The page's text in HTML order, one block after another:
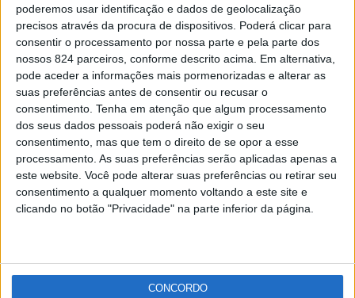
poderemos usar identificação e dados de geolocalização
precisos através da procura de dispositivos. Poderá clicar para
consentir o processamento por nossa parte e pela parte dos
nossos 824 parceiros, conforme descrito acima. Em alternativa,
pode aceder a informações mais pormenorizadas e alterar as
suas preferências antes de consentir ou recusar o
consentimento. Tenha em atenção que algum processamento
dos seus dados pessoais poderá não exigir o seu
consentimento, mas que tem o direito de se opor a esse
processamento. As suas preferências serão aplicadas apenas a
este website. Você pode alterar suas preferências ou retirar seu
consentimento a qualquer momento voltando a este site e
clicando no botão "Privacidade" na parte inferior da página.
CONCORDO
Publicidade
Publicidade
RSS X